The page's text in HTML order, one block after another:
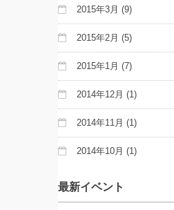
2015年3月 (9)
2015年2月 (5)
2015年1月 (7)
2014年12月 (1)
2014年11月 (1)
2014年10月 (1)
最新イベント